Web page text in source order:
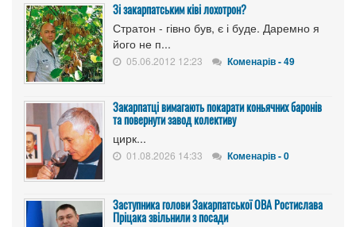
Зі закарпатським ківі лохотрон?
Стратон - гівно був, є і буде. Даремно я
його не п...
05.06.2012 12:23 Коменарів - 49
Закарпатці вимагають покарати коньячних баронів
та повернути завод колективу
цирк...
01.08.2026 14:33 Коменарів - 0
Заступника голови Закарпатської ОВА Ростислава
Пріцака звільнили з посади